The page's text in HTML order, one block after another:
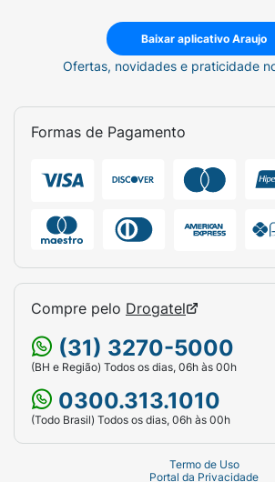
Baixar aplicativo Araujo
Ofertas, novidades e praticidade
Formas de Pagamento
Compre pelo Drogatel
(31) 3270-5000
(BH e Região) Todos os dias, 06h às 00h
0300.313.1010
(Todo Brasil) Todos os dias, 06h às 00h
Termo de Uso
Portal da Privacidade